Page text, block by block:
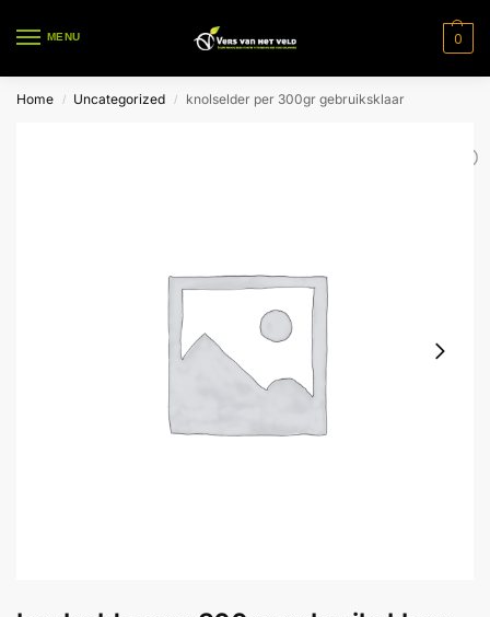
MENU 0
Home / Uncategorized / knolselder per 300gr gebruiksklaar